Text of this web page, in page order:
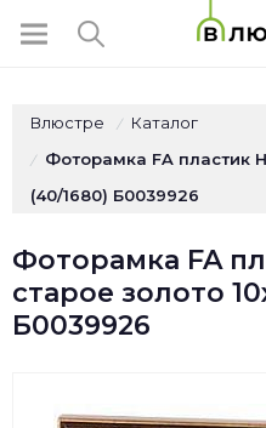
Влюстре / Каталог
/
Фоторамка FA пластик
(40/1680) Б0039926
Фоторамка FA
старое золото
Б0039926